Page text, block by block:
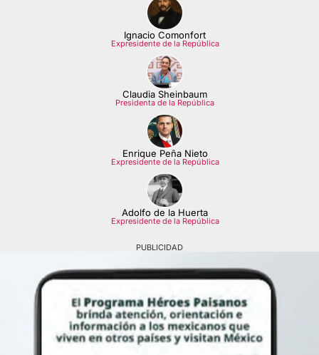
Ignacio Comonfort
Expresidente de la República
Claudia Sheinbaum
Presidenta de la República
Enrique Peña Nieto
Expresidente de la República
Adolfo de la Huerta
Expresidente de la República
PUBLICIDAD